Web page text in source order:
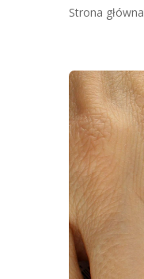
Strona główna